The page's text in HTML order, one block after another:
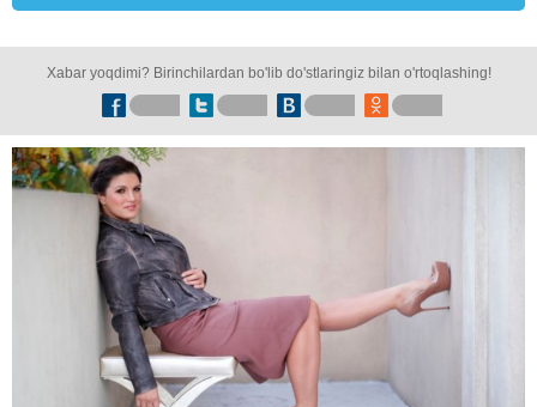
Xabar yoqdimi? Birinchilardan bo'lib do'stlaringiz bilan o'rtoqlashing!